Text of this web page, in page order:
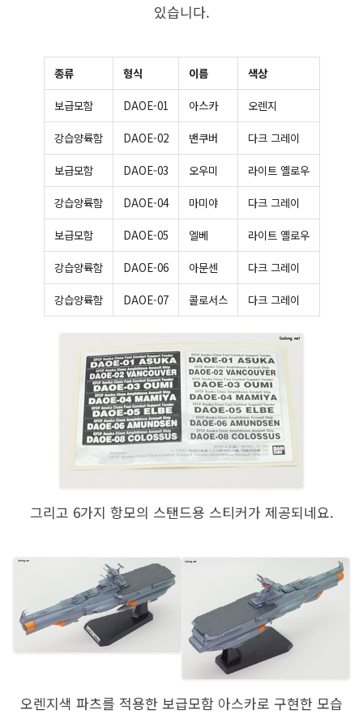
있습니다.
종류 형식 이름 색상
보급모함 DAOE-01 아스카 오렌지
강습양륙함 DAOE-02 밴쿠버 다크 그레이
보급모함 DAOE-03 오우미 라이트 옐로우
강습양륙함 DAOE-04 마미야 다크 그레이
보급모함 DAOE-05 엘베 라이트 옐로우
강습양륙함 DAOE-06 아문센 다크 그레이
강습양륙함 DAOE-07 콜로서스 다크 그레이
그리고 6가지 항모의 스탠드용 스티커가 제공되네요.
오렌지색 파츠를 적용한 보급모함 아스카로 구현한 모습